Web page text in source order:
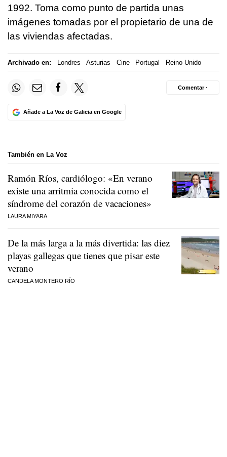
1992. Toma como punto de partida unas
imágenes tomadas por el propietario de una de
las viviendas afectadas.
Archivado en: Londres Asturias Cine Portugal Reino Unido
Añade a La Voz de Galicia en Google
Comentar ·
También en La Voz
Ramón Ríos, cardiólogo: «En verano
existe una arritmia conocida como el
síndrome del corazón de vacaciones»
LAURA MIYARA
De la más larga a la más divertida: las diez
playas gallegas que tienes que pisar este
verano
CANDELA MONTERO RÍO